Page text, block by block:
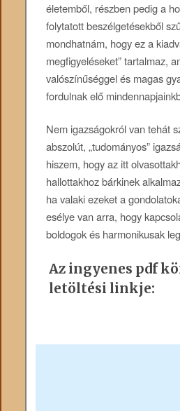
életemből, részben pedig a
folytatott beszélgetésekből
mondhatnám, hogy ez a
megfigyeléseket” tartalmaz,
valószínűséggel és magas
fordulnak elő
Nem igazságokról van tehát
abszolút, „tudományos”
hiszem, hogy az itt
hallottakhoz bárkinek
ha valaki ezeket a
esélye van arra, hogy
boldogok és harmonikusak
Az ingyenes pdf
letöltési linkje: